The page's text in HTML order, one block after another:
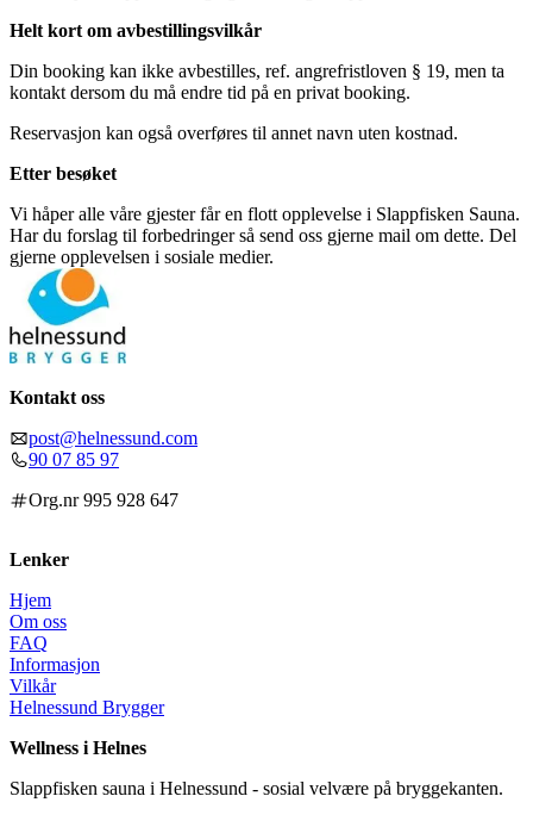
Helt kort om avbestillingsvilkår
Din booking kan ikke avbestilles, ref. angrefristloven § 19, men ta
kontakt dersom du må endre tid på en privat booking.
Reservasjon kan også overføres til annet navn uten kostnad.
Etter besøket
Vi håper alle våre gjester får en flott opplevelse i Slappfisken Sauna.
Har du forslag til forbedringer så send oss gjerne mail om dette. Del
gjerne opplevelsen i sosiale medier.
Lenker
Hjem
Om oss
FAQ
Informasjon
Vilkår
Helnessund Brygger
Kontakt oss
post@helnessund.com
90 07 85 97
Org.nr 995 928 647
Wellness i Helnes
Slappfisken sauna i Helnessund - sosial velvære på bryggekanten.